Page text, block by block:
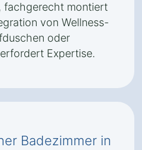
fachgerecht montiert
von Wellness-
oder
Expertise.
Badezimmer in